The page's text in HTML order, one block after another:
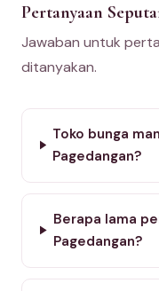
Pertanyaan
Jawaban untuk
ditanyakan.
Toko bunga
Pagedangan?
Berapa lama
Pagedangan?